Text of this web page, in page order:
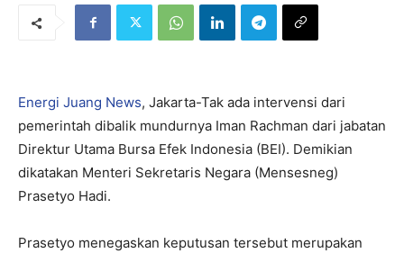
Energi Juang News, Jakarta-Tak ada intervensi dari
pemerintah dibalik mundurnya Iman Rachman dari jabatan
Direktur Utama Bursa Efek Indonesia (BEI). Demikian
dikatakan Menteri Sekretaris Negara (Mensesneg)
Prasetyo Hadi.
Prasetyo menegaskan keputusan tersebut merupakan